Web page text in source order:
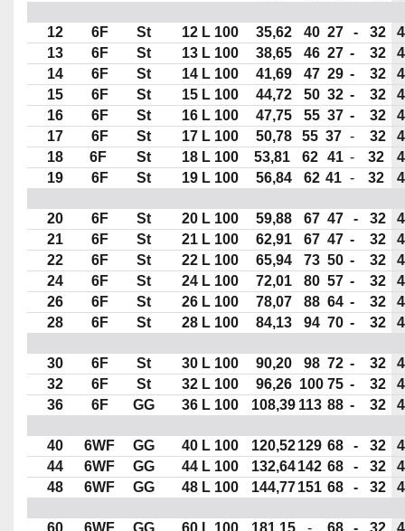
12 6F St 12 L 100 35,62 40 27 - 32
13
6F St 13 L 100 38,65 46 27 - 32
14
6F St 14 L 100 41,69 47 29 - 32
15
6F St 15 L 100 44,72 50 32 - 32
16
6F St 16 L 100 47,75 55 37 - 32
17
6F St 17 L 100 50,78 55 37 - 32
18
6F St 18 L 100 53,81 62 41 - 32
19
6F St 19 L 100 56,84 62 41 - 32
20 6F St 20 L 100 59,88 67 47 - 32
21
6F St 21 L 100 62,91 67 47 - 32
22
6F St 22 L 100 65,94 73 50 - 32
24
6F St 24 L 100 72,01 80 57 - 32
26
6F St 26 L 100 78,07 88 64 - 32
28
6F St 28 L 100 84,13 94 70 - 32
30 6F St 30 L 100 90,20 98 72 - 32
32
6F St 32 L 100 96,26 100 75 - 32
36
6F GG 36 L 100 108,39 113 88 - 32
40 6WF GG 40 L 100 120,52129 68 - 32
44
6WF GG 44 L 100 132,64142 68 - 32
48
6WF GG 48 L 100 144,77151 68 - 32
60 6WF GG 60 L 100 181,15 - 68 - 32